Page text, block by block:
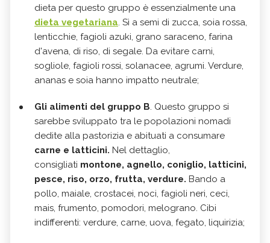
dieta per questo gruppo è essenzialmente una
dieta vegetariana. Sì a semi di zucca, soia rossa,
lenticchie, fagioli azuki, grano saraceno, farina
d'avena, di riso, di segale. Da evitare carni,
sogliole, fagioli rossi, solanacee, agrumi. Verdure,
ananas e soia hanno impatto neutrale;
Gli alimenti del gruppo B. Questo gruppo si
sarebbe sviluppato tra le popolazioni nomadi
dedite alla pastorizia e abituati a consumare
carne e latticini. Nel dettaglio,
consigliati montone, agnello, coniglio, latticini,
pesce, riso, orzo, frutta, verdure. Bando a
pollo, maiale, crostacei, noci, fagioli neri, ceci,
mais, frumento, pomodori, melograno. Cibi
indifferenti: verdure, carne, uova, fegato, liquirizia;